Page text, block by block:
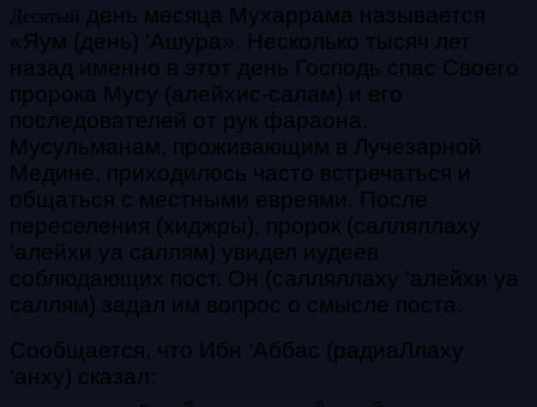
Десятый день месяца Мухаррама называется
«Яум (день) ‘Ашура». Несколько тысяч лет
назад именно в этот день Господь спас Своего
пророка Мусу (алейхис-салам) и его
последователей от рук фараона.
Мусульманам, проживающим в Лучезарной
Медине, приходилось часто встречаться и
общаться с местными евреями. После
переселения (хиджры), пророк (салляллаху
‘алейхи уа саллям) увидел иудеев
соблюдающих пост. Он (салляллаху ‘алейхи уа
саллям) задал им вопрос о смысле поста.
Сообщается, что Ибн ‘Аббас (радиаЛлаху
‘анху) сказал: